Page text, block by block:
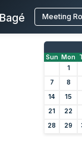
Meeting
Sun Mon
1
7
8
14
15
21
22
28
29